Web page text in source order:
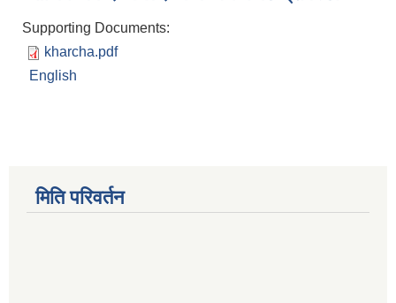
Supporting Documents:
kharcha.pdf
English
मिति परिवर्तन